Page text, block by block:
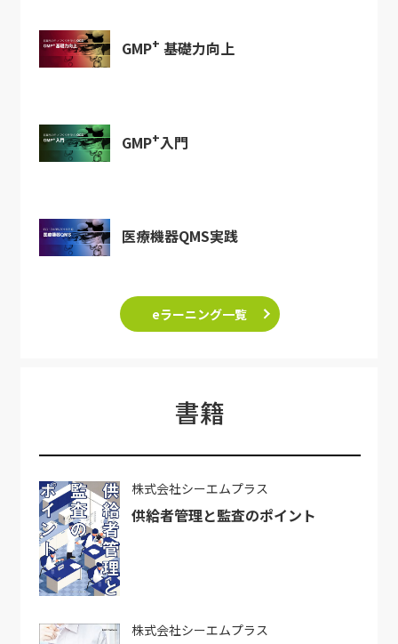
GMP+ 基礎力向上
GMP+入門
医療機器QMS実践
eラーニング一覧
書籍
株式会社シーエムプラス
供給者管理と監査のポイント
株式会社シーエムプラス